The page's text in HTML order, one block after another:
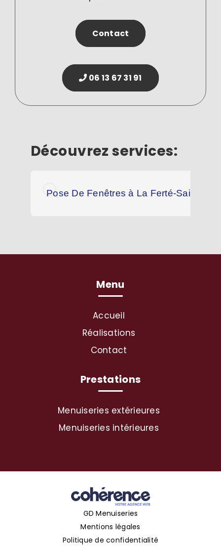
Contact
06 13 67 31 91
Découvrez services:
Pose De Fenêtres à La Ferté-Saint-
Menu
Accueil
Réalisations
Contact
Prestations
Menuiseries extérieures
Menuiseries intérieures
GD Menuiseries
Mentions légales
Politique de confidentialité